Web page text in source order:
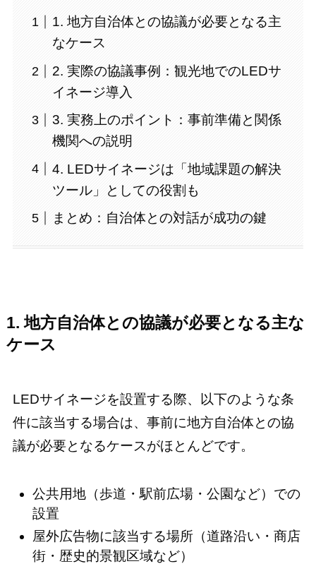
1. 地方自治体との協議が必要となる主
なケース
2. 実際の協議事例：観光地でのLEDサ
イネージ導入
3. 実務上のポイント：事前準備と関係
機関への説明
4. LEDサイネージは「地域課題の解決
ツール」としての役割も
まとめ：自治体との対話が成功の鍵
1. 地方自治体との協議が必要となる主な
ケース
LEDサイネージを設置する際、以下のような条
件に該当する場合は、事前に地方自治体との協
議が必要となるケースがほとんどです。
公共用地（歩道・駅前広場・公園など）での
設置
屋外広告物に該当する場所（道路沿い・商店
街・歴史的景観区域など）